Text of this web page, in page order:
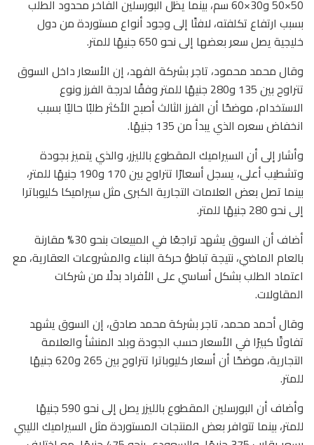
50×50 و30×60 سم، بينما يظل البورسلين الفاخر محدود الطلب
بسبب ارتفاع تكلفته، لافتًا إلى وجود أنواع مستوردة من دول
خليجية يصل سعر بعضها إلى نحو 650 جنيهًا للمتر.
وقال محمد محمود، تاجر بشركة الفهد، إن الأسعار داخل السوق
تتراوح بين 135 و280 جنيهًا للمتر وفقًا لدرجة الفرز ونوع
الاستخدام، موضحًا أن الفرز الثالث أصبح الأكثر طلبًا حاليًا بسبب
انخفاض سعره الذي يبدأ من 135 جنيهًا.
وأشار إلى أن السيراميك المقطوع بالليزر، والذي يتميز بجودة
وتشطيب أعلى، يسجل أسعارًا تتراوح بين 170 و190 جنيهًا للمتر،
بينما تصل بعض العلامات التجارية الكبرى مثل سيراميكا كليوباترا
إلى نحو 280 جنيهًا للمتر.
أضاف أن السوق يشهد تراجعًا في المبيعات بنحو 30% مقارنة
بالعام الماضي، نتيجة تباطؤ حركة البناء والمشروعات العقارية، مع
اعتماد الطلب بشكل أساسي على الأفراد بدلًا من شركات
المقاولات.
وقال أحمد محمد، تاجر بشركة محمد صادق، إن السوق يشهد
تفاوتًا كبيرًا في الأسعار حسب الجودة وبلد المنشأ والعلامة
التجارية، موضحًا أن أسعار كليوباترا تتراوح بين 265 و620 جنيهًا
للمتر.
وأضاف أن البورسلين المقطوع بالليزر يصل إلى نحو 590 جنيهًا
للمتر، بينما تتوافر بعض المنتجات المستوردة مثل السيراميك الليبي